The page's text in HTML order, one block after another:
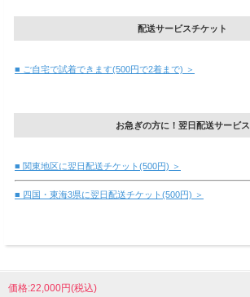
配送サービスチケット
■ ご自宅で試着できます(500円で2着まで) ＞
お急ぎの方に！翌日配送サービス
■ 関東地区に翌日配送チケット(500円) ＞
■ 四国・東海3県に翌日配送チケット(500円) ＞
価格:22,000円(税込)